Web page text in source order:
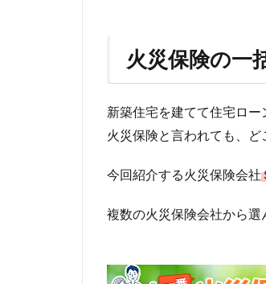
火災保険の一
新築住宅を建てて住宅ロー
火災保険と言われても、ど
今回紹介する火災保険会社
複数の火災保険会社から